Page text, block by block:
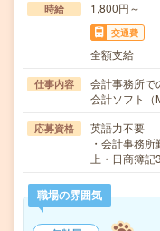
時給 1,800円～
交通費
全額支給
仕事内容
会計事務所で
会計ソフト
応募資格
英語力不要
・会計事務
上・日商簿
職場の雰囲気